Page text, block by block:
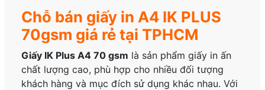
Chỗ bán giấy in A4 IK PLUS
70gsm giá rẻ tại TPHCM
Giấy IK Plus A4 70 gsm là sản phẩm giấy in ấn
chất lượng cao, phù hợp cho nhiều đối tượng
khách hàng và mục đích sử dụng khác nhau. Với